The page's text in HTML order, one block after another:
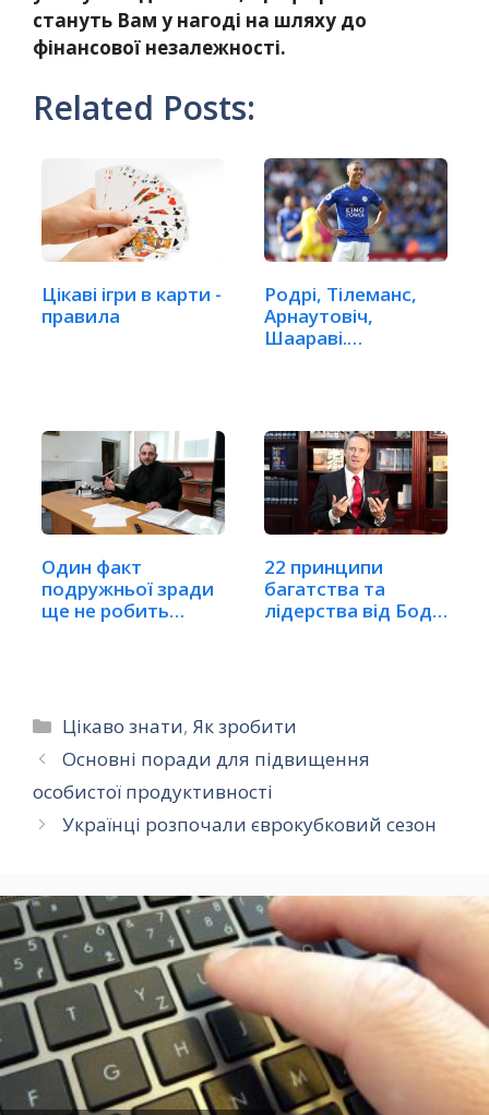
стануть Вам у нагоді на шляху до
фінансової незалежності.
Related Posts:
Цікаві ігри в карти -
правила
Родрі, Тілеманс,
Арнаутовіч,
Шаараві.
Один факт
подружньої зради
ще не робить
22 принципи
багатства та
лідерства від Бодо
Категорії
Цікаво знати, Як зробити
Основні поради для підвищення
особистої продуктивності
Українці розпочали єврокубковий сезон